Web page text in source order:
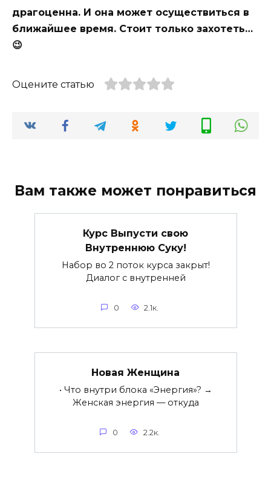
драгоценна. И она может осуществиться в
ближайшее время. Стоит только захотеть…
😉
Оцените статью
Вам также может понравиться
Курс Выпусти свою
Внутреннюю Суку!
Набор во 2 поток курса закрыт!
Диалог с внутренней
0 2.1к.
Новая Женщина
• Что внутри блока «Энергия»? →
Женская энергия — откуда
0 2.2к.